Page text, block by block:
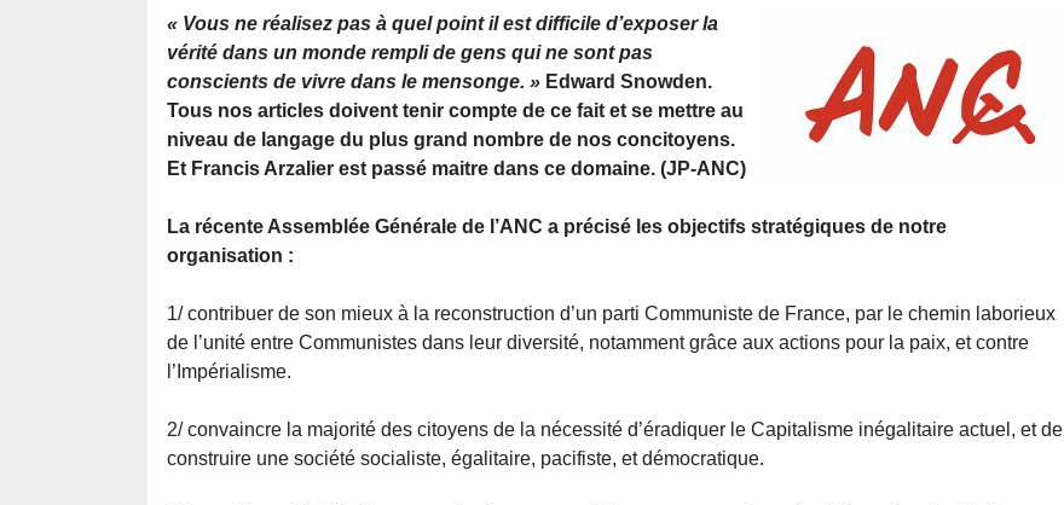
« Vous ne réalisez pas à quel point il est difficile d’exposer la
vérité dans un monde rempli de gens qui ne sont pas
conscients de vivre dans le mensonge. » Edward Snowden.
Tous nos articles doivent tenir compte de ce fait et se mettre au
niveau de langage du plus grand nombre de nos concitoyens.
Et Francis Arzalier est passé maitre dans ce domaine. (JP-ANC)
La récente Assemblée Générale de l’ANC a précisé les objectifs stratégiques de notre
organisation :
1/ contribuer de son mieux à la reconstruction d’un parti Communiste de France, par le chemin laborieux
de l’unité entre Communistes dans leur diversité, notamment grâce aux actions pour la paix, et contre
l’Impérialisme.
2/ convaincre la majorité des citoyens de la nécessité d’éradiquer le Capitalisme inégalitaire actuel, et de
construire une société socialiste, égalitaire, pacifiste, et démocratique.